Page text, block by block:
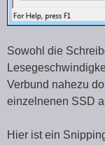
Sowohl die
Verbund nahezu
einzelnenen SSD
Hier ist ein